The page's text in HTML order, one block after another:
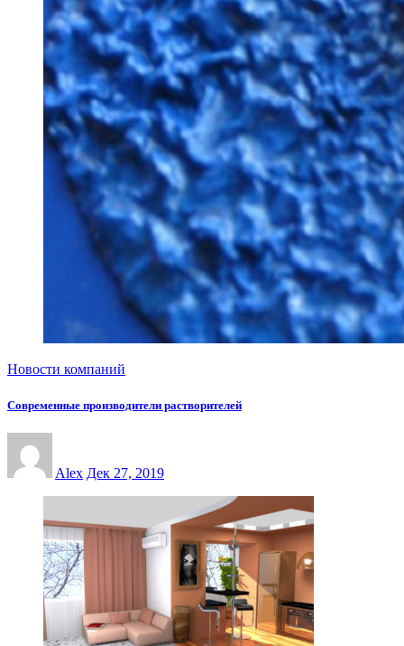
Новости компаний
Современные производители растворителей
Alex Дек 27, 2019